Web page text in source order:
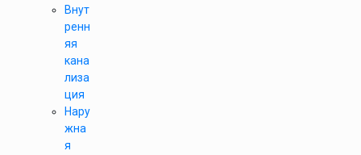
Внут
ренн
яя
кана
лиза
ция
Нару
жна
я